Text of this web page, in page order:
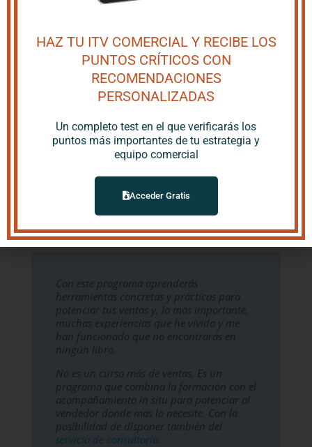
empresa?
PROGRAMA Y POTENCIAR TUS VENTAS
CONTACTA
Con este programa aprenderás
herramientas concretas y prácticas para
potenciar tus ventas y, lo más importante,
muchas experiencias que he vivido y me
han funcionado que no encontrarás en
ningún libro.
No es un curso más de ventas. Es un
programa que combina la formación con el
acompañamiento in situ para potenciar al
vendedor donde más lo necesite. Con la
posibilidad de disponer también del
servicio de consultoría.
HAZ TU ITV COMERCIAL Y RECIBE LOS
PUNTOS CRÍTICOS CON
RECOMENDACIONES
PERSONALIZADAS
Un completo test en el que verificarás los
puntos más importantes de tu estrategia y
equipo comercial
Acceder Gratis